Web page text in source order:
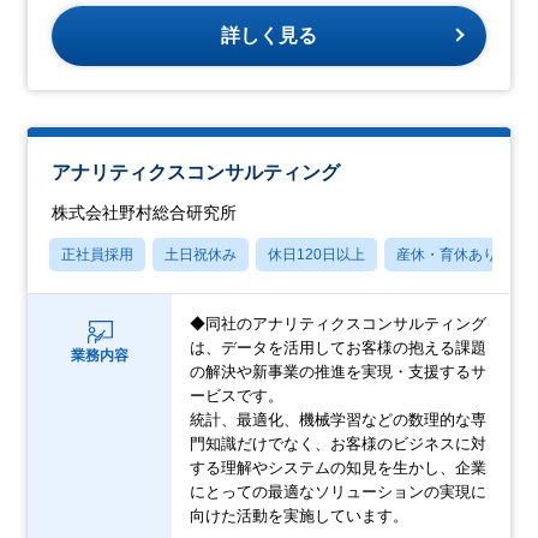
詳しく見る
アナリティクスコンサルティング
株式会社野村総合研究所
正社員採用 土日祝休み 休日120日以上 産休・育休あり
業務内容
◆同社のアナリティクスコンサルティング
は、データを活用してお客様の抱える課題
の解決や新事業の推進を実現・支援するサ
ービスです。
統計、最適化、機械学習などの数理的な専
門知識だけでなく、お客様のビジネスに対
する理解やシステムの知見を生かし、企業
にとっての最適なソリューションの実現に
向けた活動を実施しています。